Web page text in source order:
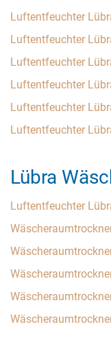
Luftentfeuchter
Luftentfeuchter
Luftentfeuchter
Luftentfeuchter
Luftentfeuchter
Luftentfeuchter
Lübra
Luftentfeuchter